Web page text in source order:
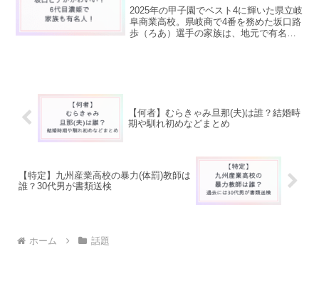
2025年の甲子園でベスト4に輝いた県立岐
阜商業高校。県岐商で4番を務めた坂口路
歩（ろあ）選手の家族は、地元で有名な
【何者】むらきゃみ旦那(夫)は誰？結婚時
期や馴れ初めなどまとめ
【特定】九州産業高校の暴力(体罰)教師は
誰？30代男が書類送検
ホーム 話題